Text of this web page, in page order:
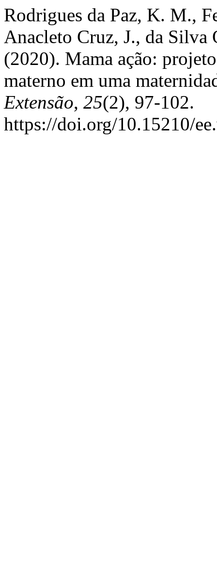
Rodrigues da Paz, K. M.,
Anacleto Cruz, J., da
(2020). Mama ação:
materno em uma
Extensão, 25(2), 97-102.
https://doi.org/10.15210/